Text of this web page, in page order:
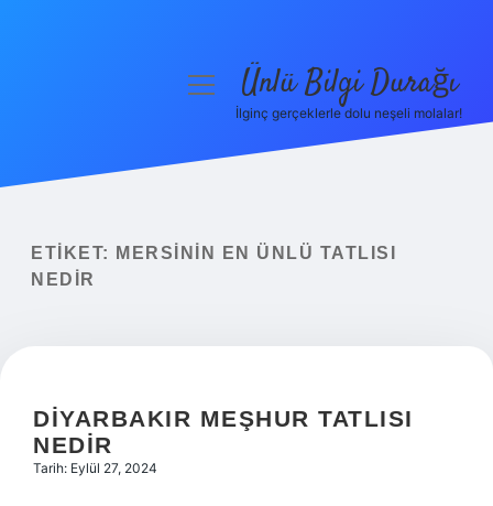
Yasal Uyarı
menüyüÜnlü Bilgi Durağı
İlginç gerçeklerle dolu neşeli molalar!
ETIKET:
MERSININ EN ÜNLÜ TATLISI
NEDIR
DIYARBAKIR MEŞHUR TATLISI
NEDIR
Tarih: Eylül 27, 2024